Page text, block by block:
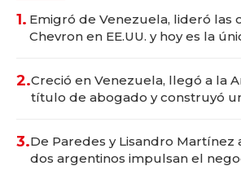
1. Emigró de Venezuela, lideró las
Chevron en EE.UU. y hoy es la
2.Creció en Venezuela, llegó a la
título de abogado y construyó
3.De Paredes y Lisandro Martínez
dos argentinos impulsan el